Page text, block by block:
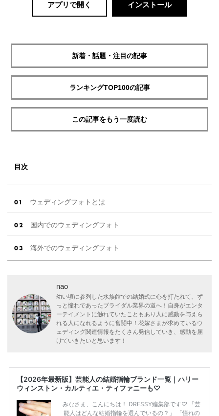
アプリで開く インストール
新着・話題・注目の記事
ランキングTOP100の記事
この記事をもう一度読む
目次
ウェディングフォトとは
国内でのウェディングフォト
海外でのウェディングフォト
nao
幼い頃に参列した水族館での結婚式に心を打たれて、ず
っと憧れであったブライダル業界の道へ！自身がエンタ
ーテイメントに触れていたこともあり人に感動を与えら
れる人になれるように奮闘中！花嫁さまが求めているウ
ェディング関連情報をたくさん発信していき、感動を届
けていきたいと思います！
【2026年最新版】芸能人の結婚指輪ブランド一覧｜ハリー
ウィンストン・カルティエ・ティファニーも♡
みなさま、こんにちは！ DRESSY編集部です♡ 「芸
能人はどんな結婚指輪を選んでいるの？」 「憧れの